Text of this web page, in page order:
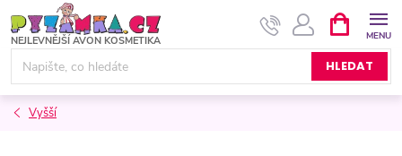
na
obsah
HLEDAT
NÁKUPNÍ
KOŠÍK
Vyšší